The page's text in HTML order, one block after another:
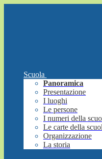
Scuola
Panoramica
Presentazione
I luoghi
Le persone
I numeri della
Le carte della
Organizzazione
La storia